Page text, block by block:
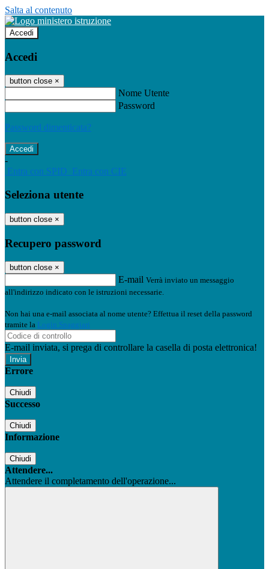
Salta al contenuto
Accedi
Accedi
button close ×
Nome Utente
Password
Password dimenticata?
-
Entra con SPID Entra con CIE
Seleziona utente
button close ×
Recupero password
button close ×
E-mail Verrà inviato un messaggio
all'indirizzo indicato con le istruzioni necessarie.
Non hai una e-mail associata al nome utente? Effettua il reset della password
tramite la Login Spaggiari
E-mail inviata, si prega di controllare la casella di posta elettronica!
Errore
Chiudi
Successo
Chiudi
Informazione
Chiudi
Attendere...
Attendere il completamento dell'operazione...